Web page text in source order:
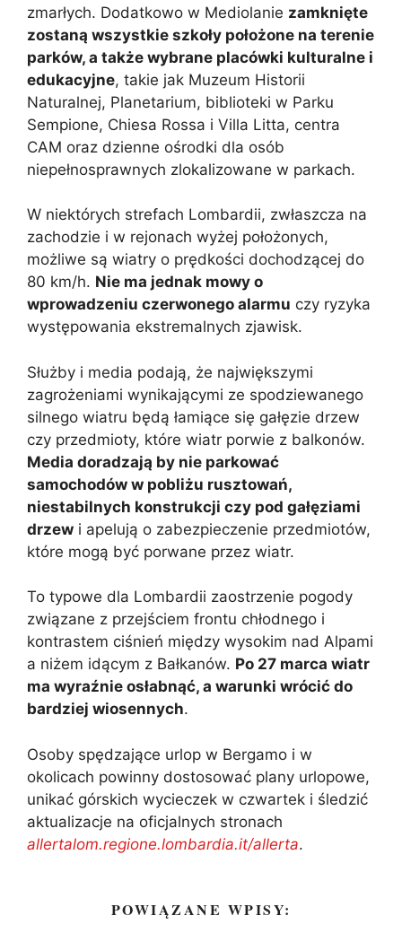
zmarłych. Dodatkowo w Mediolanie zamknięte
zostaną wszystkie szkoły położone na terenie
parków, a także wybrane placówki kulturalne i
edukacyjne, takie jak Muzeum Historii
Naturalnej, Planetarium, biblioteki w Parku
Sempione, Chiesa Rossa i Villa Litta, centra
CAM oraz dzienne ośrodki dla osób
niepełnosprawnych zlokalizowane w parkach.
W niektórych strefach Lombardii, zwłaszcza na
zachodzie i w rejonach wyżej położonych,
możliwe są wiatry o prędkości dochodzącej do
80 km/h. Nie ma jednak mowy o
wprowadzeniu czerwonego alarmu czy ryzyka
występowania ekstremalnych zjawisk.
Służby i media podają, że największymi
zagrożeniami wynikającymi ze spodziewanego
silnego wiatru będą łamiące się gałęzie drzew
czy przedmioty, które wiatr porwie z balkonów.
Media doradzają by nie parkować
samochodów w pobliżu rusztowań,
niestabilnych konstrukcji czy pod gałęziami
drzew i apelują o zabezpieczenie przedmiotów,
które mogą być porwane przez wiatr.
To typowe dla Lombardii zaostrzenie pogody
związane z przejściem frontu chłodnego i
kontrastem ciśnień między wysokim nad Alpami
a niżem idącym z Bałkanów. Po 27 marca wiatr
ma wyraźnie osłabnąć, a warunki wrócić do
bardziej wiosennych.
Osoby spędzające urlop w Bergamo i w
okolicach powinny dostosować plany urlopowe,
unikać górskich wycieczek w czwartek i śledzić
aktualizacje na oficjalnych stronach
allertalom.regione.lombardia.it/allerta.
POWIĄZANE WPISY: